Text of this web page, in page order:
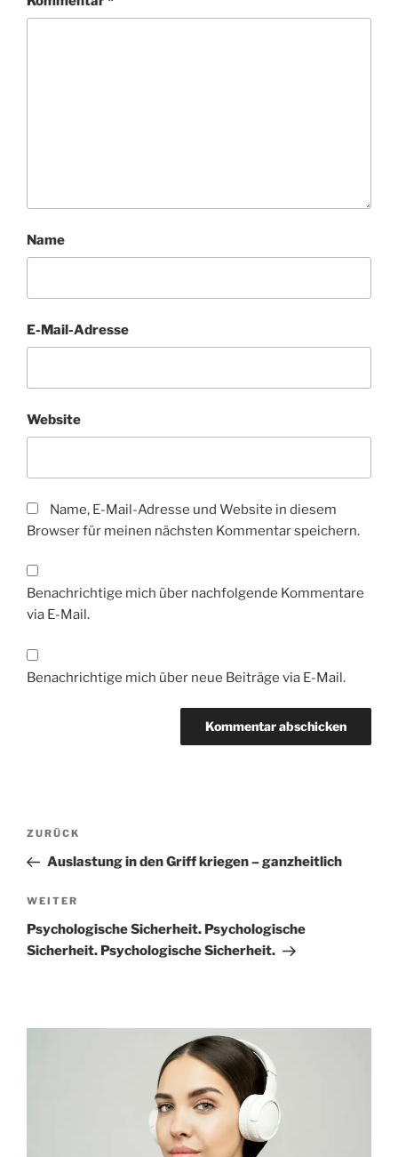
Name
E-Mail-Adresse
Website
Name, E-Mail-Adresse und Website in diesem
Browser für meinen nächsten Kommentar speichern.
Benachrichtige mich über nachfolgende Kommentare
via E-Mail.
Benachrichtige mich über neue Beiträge via E-Mail.
Beitragsnavigation
Vorheriger
Beitrag
ZURÜCK
Auslastung in den Griff kriegen – ganzheitlich
Nächster
Beitrag
WEITER
Psychologische Sicherheit. Psychologische
Sicherheit. Psychologische Sicherheit.